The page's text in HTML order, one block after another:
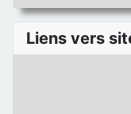
Liens vers